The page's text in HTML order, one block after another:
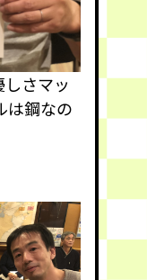
さマッ
は鋼なの